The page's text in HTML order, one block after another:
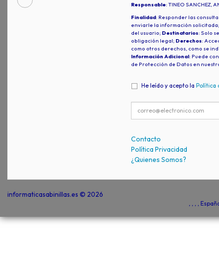
Responsable: TINEO SANCHEZ,
Finalidad: Responder las
enviarle la información
del usuario; Destinatarios: Solo
obligación legal; Derechos:
como otros derechos, como se
Información Adicional: Puede
de Protección de Datos en
He leído y acepto la Política
Contacto
Política Privacidad
¿Quienes Somos?
informaticasabinillas.es © 2026
, , , ,